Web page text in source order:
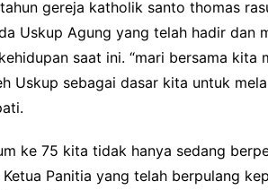
gereja katholik santo thomas
Uskup Agung yang telah hadir dan
saat ini. “mari bersama kita
Uskup sebagai dasar kita untuk
ke 75 kita tidak hanya sedang
Panitia yang telah berpulang